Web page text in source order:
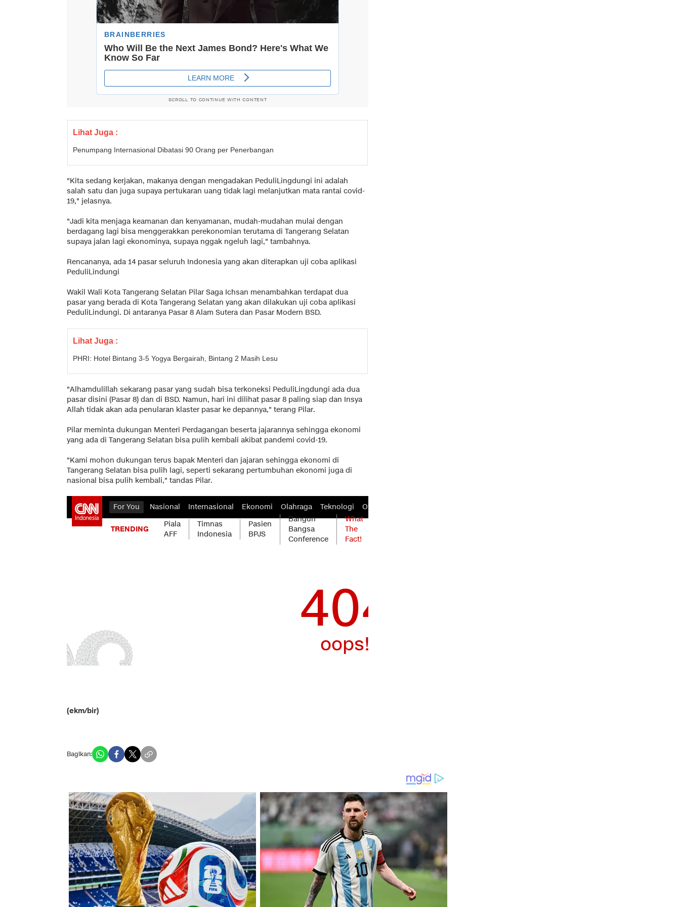
SCROLL TO CONTINUE WITH CONTENT
Lihat Juga :
Penumpang Internasional Dibatasi 90 Orang per Penerbangan
"Kita sedang kerjakan, makanya dengan mengadakan PeduliLingdungi ini adalah
salah satu dan juga supaya pertukaran uang tidak lagi melanjutkan mata rantai covid-
19," jelasnya.
"Jadi kita menjaga keamanan dan kenyamanan, mudah-mudahan mulai dengan
berdagang lagi bisa menggerakkan perekonomian terutama di Tangerang Selatan
supaya jalan lagi ekonominya, supaya nggak ngeluh lagi," tambahnya.
Rencananya, ada 14 pasar seluruh Indonesia yang akan diterapkan uji coba aplikasi
PeduliLindungi
Wakil Wali Kota Tangerang Selatan Pilar Saga Ichsan menambahkan terdapat dua
pasar yang berada di Kota Tangerang Selatan yang akan dilakukan uji coba aplikasi
PeduliLindungi. Di antaranya Pasar 8 Alam Sutera dan Pasar Modern BSD.
Lihat Juga :
PHRI: Hotel Bintang 3-5 Yogya Bergairah, Bintang 2 Masih Lesu
"Alhamdulillah sekarang pasar yang sudah bisa terkoneksi PeduliLingdungi ada dua
pasar disini (Pasar 8) dan di BSD. Namun, hari ini dilihat pasar 8 paling siap dan Insya
Allah tidak akan ada penularan klaster pasar ke depannya," terang Pilar.
Pilar meminta dukungan Menteri Perdagangan beserta jajarannya sehingga ekonomi
yang ada di Tangerang Selatan bisa pulih kembali akibat pandemi covid-19.
"Kami mohon dukungan terus bapak Menteri dan jajaran sehingga ekonomi di
Tangerang Selatan bisa pulih lagi, seperti sekarang pertumbuhan ekonomi juga di
nasional bisa pulih kembali," tandas Pilar.
(ekm/bir)
Bagikan: